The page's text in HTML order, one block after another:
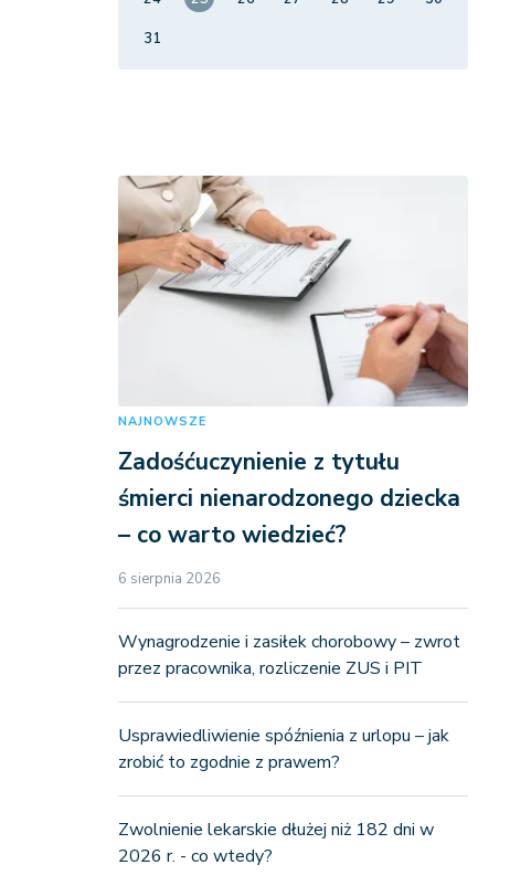
31
NAJNOWSZE
Zadośćuczynienie z tytułu
śmierci nienarodzonego dziecka
– co warto wiedzieć?
6 sierpnia 2026
Wynagrodzenie i zasiłek chorobowy – zwrot
przez pracownika, rozliczenie ZUS i PIT
Usprawiedliwienie spóźnienia z urlopu – jak
zrobić to zgodnie z prawem?
Zwolnienie lekarskie dłużej niż 182 dni w
2026 r. - co wtedy?